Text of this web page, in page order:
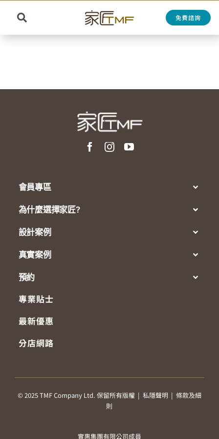
content
Toggle
Navigation
Search
免費諮詢
會員專區
為什麼選擇家匠?
設計案例
真實案例
預約
專業貼士
最新優惠
分店網路
© 2025 TMF Company Ltd. 保留所有版權 |私隱聲明 |條款及細
則
實惠集團有限公司成員